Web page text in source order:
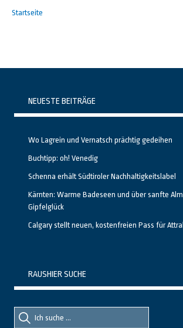
Startseite
NEUESTE BEITRÄGE
Wo Lagrein und Vernatsch prächtig gedeihen
Buchtipp: oh! Venedig
Schenna erhält Südtiroler Nachhaltigkeitslabel
Kärnten: Warme Badeseen und über sanfte
Gipfelglück
Calgary stellt neuen, kostenfreien Pass für
RAUSHIER SUCHE
Suche
nach::
Suche
nach: